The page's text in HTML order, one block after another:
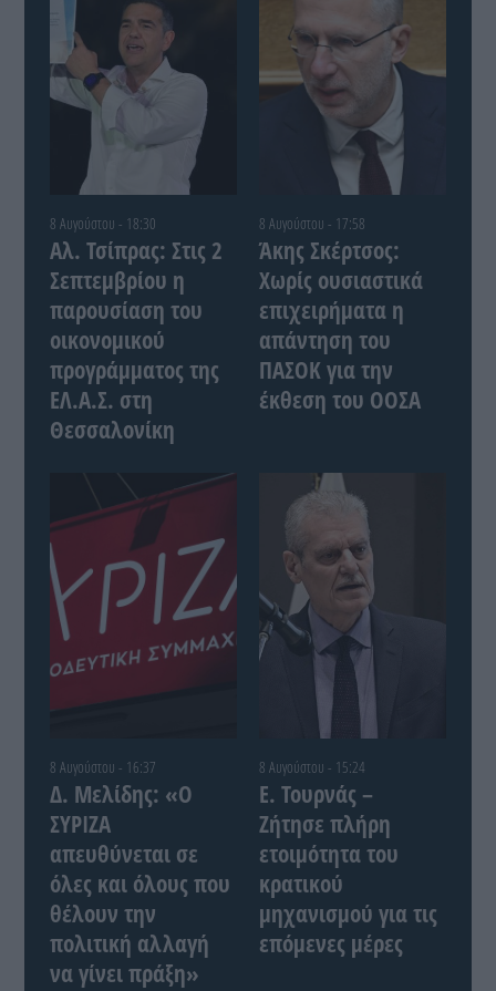
8 Αυγούστου - 18:30
Αλ. Τσίπρας: Στις 2
Σεπτεμβρίου η
παρουσίαση του
οικονομικού
προγράμματος της
ΕΛ.Α.Σ. στη
Θεσσαλονίκη
8 Αυγούστου - 17:58
Άκης Σκέρτσος:
Χωρίς ουσιαστικά
επιχειρήματα η
απάντηση του
ΠΑΣΟΚ για την
έκθεση του ΟΟΣΑ
8 Αυγούστου - 16:37
Δ. Μελίδης: «Ο
ΣΥΡΙΖΑ
απευθύνεται σε
όλες και όλους που
θέλουν την
πολιτική αλλαγή
να γίνει πράξη»
8 Αυγούστου - 15:24
Ε. Τουρνάς –
Ζήτησε πλήρη
ετοιμότητα του
κρατικού
μηχανισμού για τις
επόμενες μέρες